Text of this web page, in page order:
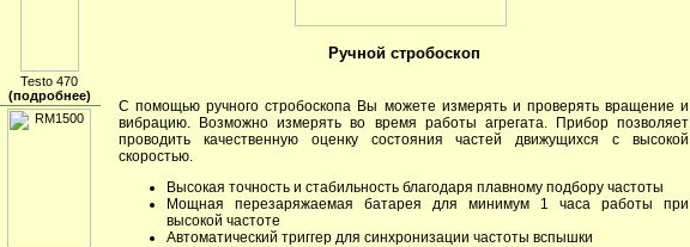
Testo 470
(подробнее)
Ручной стробоскоп
С помощью ручного стробоскопа Вы можете измерять и проверять вращение и
вибрацию. Возможно измерять во время работы агрегата. Прибор позволяет
проводить качественную оценку состояния частей движущихся с высокой
скоростью.
Высокая точность и стабильность благодаря плавному подбору частоты
Мощная перезаряжаемая батарея для минимум 1 часа работы при
высокой частоте
Автоматический триггер для синхронизации частоты вспышки